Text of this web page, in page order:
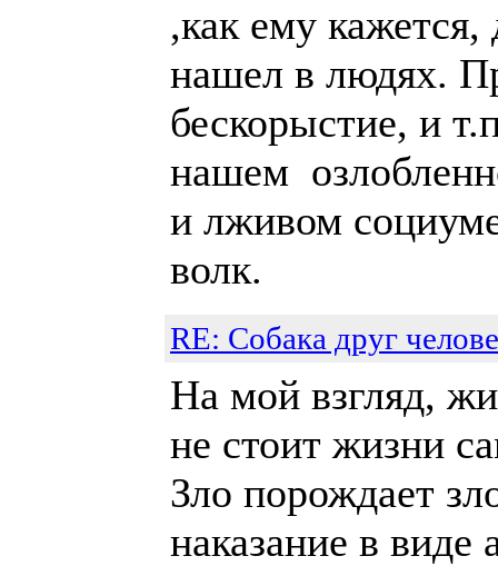
,как ему кажется,
нашел в людях.
бескорыстие, и
нашем
и лживом
волк.
RE: Собака друг
На мой взгляд,
не стоит жизни
Зло порождает
наказание в виде